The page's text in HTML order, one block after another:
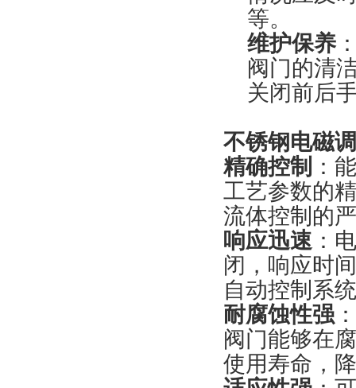
等。
维护保养
阀门的清
关闭前后
不锈钢电磁
精确控制 ：
工艺参数的
流体控制的
响应迅速 ：
闭，响应时
自动控制系
耐腐蚀性强
阀门能够在
使用寿命，